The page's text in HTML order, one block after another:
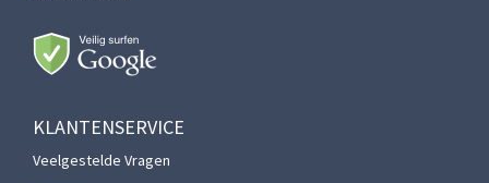
KLANTENSERVICE
Veelgestelde Vragen